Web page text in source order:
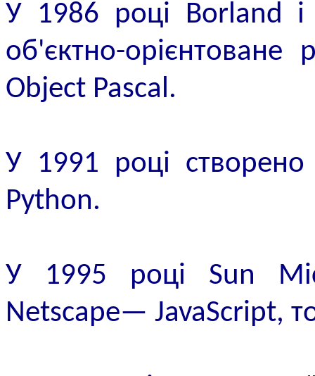
У 1986 році Borland
об'єктно-
Object Pascal.
У 1991 році створено
Python.
У 1995 році Sun
Netscape— JavaScript,